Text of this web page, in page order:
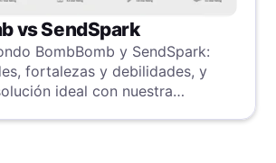
vs SendSpark
BombBomb y SendSpark:
fortalezas y debilidades, y
ideal con nuestra